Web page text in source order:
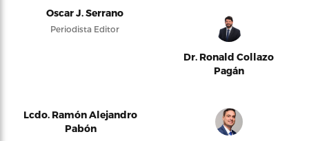
Oscar J. Serrano
Periodista Editor
Dr. Ronald Collazo
Pagán
Lcdo. Ramón Alejandro
Pabón